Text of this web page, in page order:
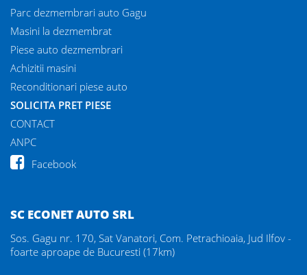
Parc dezmembrari auto Gagu
Masini la dezmembrat
Piese auto dezmembrari
Achizitii masini
Reconditionari piese auto
SOLICITA PRET PIESE
CONTACT
ANPC
Facebook
SC ECONET AUTO SRL
Sos. Gagu nr. 170, Sat Vanatori, Com. Petrachioaia, Jud Ilfov -
foarte aproape de Bucuresti (17km)